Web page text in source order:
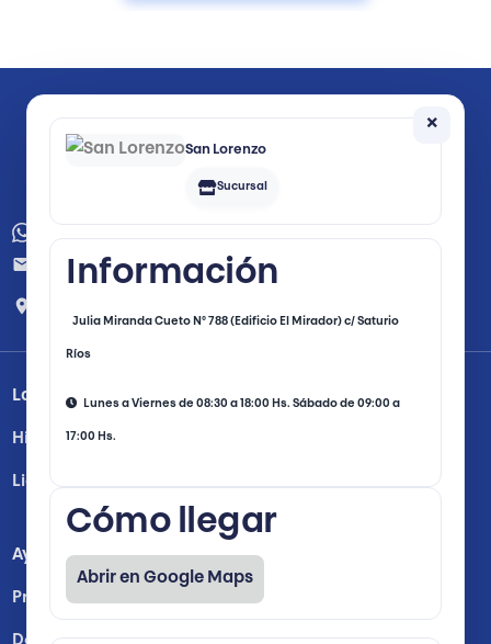
×
San Lorenzo
Sucursal
Información
Julia Miranda Cueto N° 788 (Edificio El Mirador) c/ Saturio
Ríos
Lunes a Viernes de 08:30 a 18:00 Hs. Sábado de 09:00 a
17:00 Hs.
Cómo llegar
Abrir en Google Maps
Seguinos en:
info@saspycompany.com
esquina Nicanor Torales
La Empresa
Historia
Licencias y Habilitaciones
Ayuda
Preguntas Frecuentes